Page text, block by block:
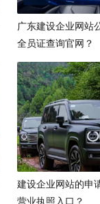
广东建设企业网站
全员证查询官网？
建设企业网站的申
营业执照入口？